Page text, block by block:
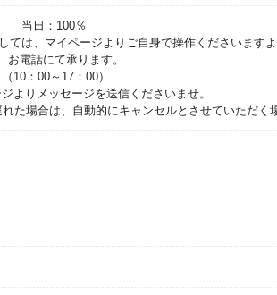
・コーヒー＆紅茶
・ソフトドリンク
※メニューは仕入れ状況によって
ください。
当日：100％
ては、マイページよりご自身で操作くださいます
電話にて承ります。
10：00～17：00）
よりメッセージを送信くださいませ。
た場合は、自動的にキャンセルとさせていただく